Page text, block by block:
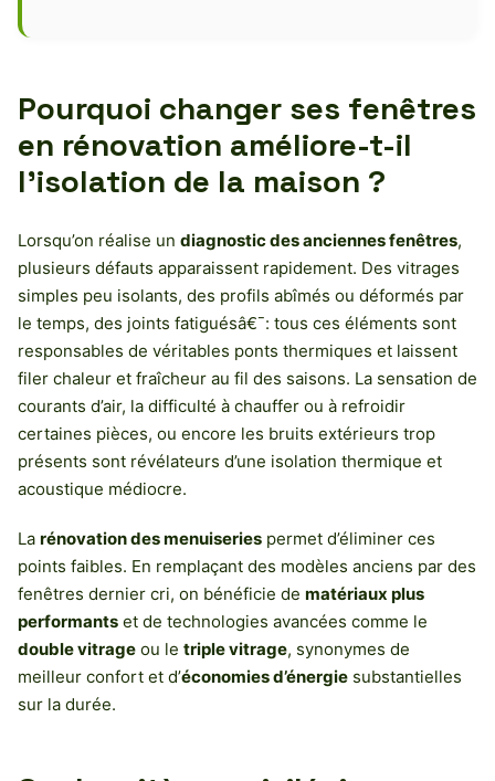
Pourquoi changer ses fenêtres
en rénovation améliore-t-il
l’isolation de la maison ?
Lorsqu’on réalise un diagnostic des anciennes fenêtres,
plusieurs défauts apparaissent rapidement. Des vitrages
simples peu isolants, des profils abîmés ou déformés par
le temps, des joints fatiguésâ€¯: tous ces éléments sont
responsables de véritables ponts thermiques et laissent
filer chaleur et fraîcheur au fil des saisons. La sensation de
courants d’air, la difficulté à chauffer ou à refroidir
certaines pièces, ou encore les bruits extérieurs trop
présents sont révélateurs d’une isolation thermique et
acoustique médiocre.
La rénovation des menuiseries permet d’éliminer ces
points faibles. En remplaçant des modèles anciens par des
fenêtres dernier cri, on bénéficie de matériaux plus
performants et de technologies avancées comme le
double vitrage ou le triple vitrage, synonymes de
meilleur confort et d’économies d’énergie substantielles
sur la durée.